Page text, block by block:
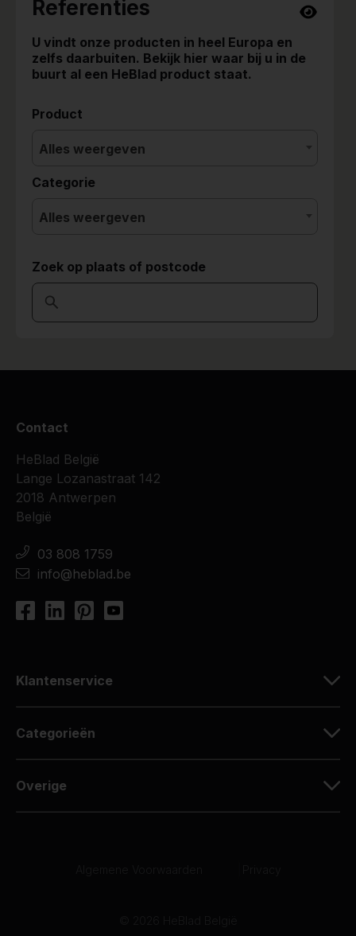
Referenties
U vindt onze producten in heel Europa en
zelfs daarbuiten. Bekijk hier waar bij u in de
buurt al een HeBlad product staat.
Product
Alles weergeven
Categorie
Alles weergeven
Zoek op plaats of postcode
Contact
HeBlad België
Lange Lozanastraat 142
2018 Antwerpen
België
03 808 1759
info@heblad.be
Klantenservice
Categorieën
Overige